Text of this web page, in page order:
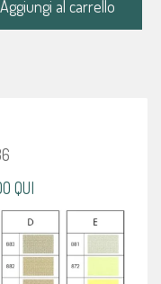
Aggiungi al carrello
QUI